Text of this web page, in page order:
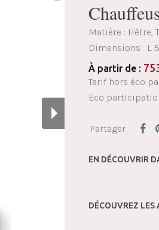
Matière : Hêtre,
Dimensions : L
À partir de :
Tarif hors éco
Eco
EN DÉCOUVRIR
DÉCOUVREZ LES